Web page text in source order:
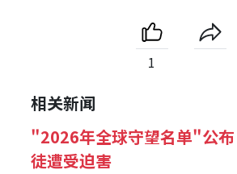
1
相关新闻
"2026年全球守望名单"公
徒遭受迫害